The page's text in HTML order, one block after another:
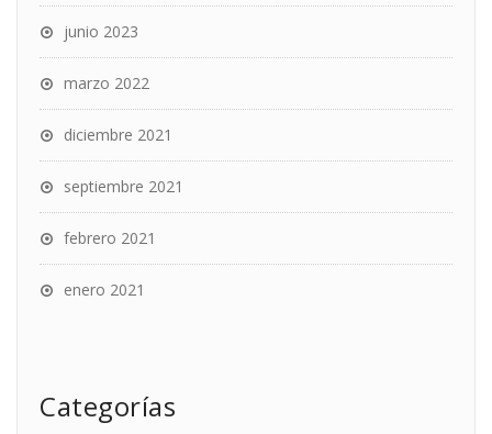
junio 2023
marzo 2022
diciembre 2021
septiembre 2021
febrero 2021
enero 2021
Categorías